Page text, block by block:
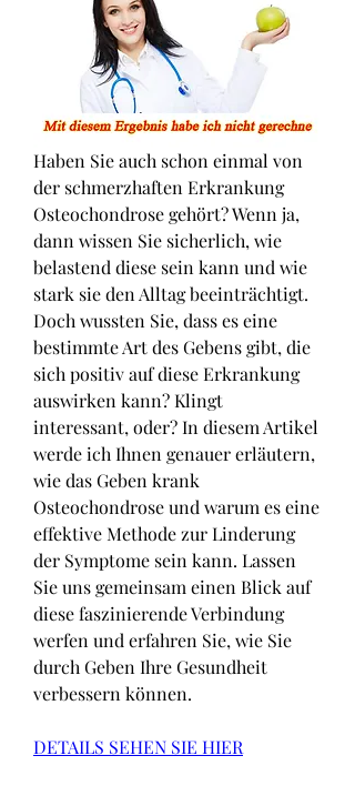
Haben Sie auch schon einmal von
der schmerzhaften Erkrankung
Osteochondrose gehört? Wenn ja,
dann wissen Sie sicherlich, wie
belastend diese sein kann und wie
stark sie den Alltag beeinträchtigt.
Doch wussten Sie, dass es eine
bestimmte Art des Gebens gibt, die
sich positiv auf diese Erkrankung
auswirken kann? Klingt
interessant, oder? In diesem Artikel
werde ich Ihnen genauer erläutern,
wie das Geben krank
Osteochondrose und warum es eine
effektive Methode zur Linderung
der Symptome sein kann. Lassen
Sie uns gemeinsam einen Blick auf
diese faszinierende Verbindung
werfen und erfahren Sie, wie Sie
durch Geben Ihre Gesundheit
verbessern können.
DETAILS SEHEN SIE HIER